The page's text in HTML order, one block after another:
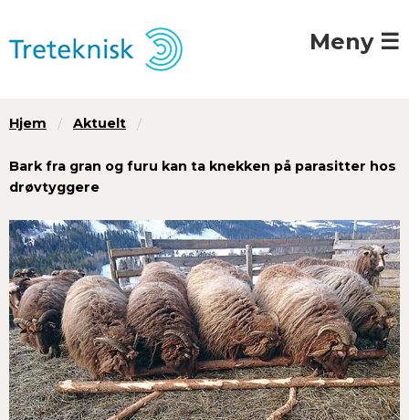
Meny ☰
Hjem Aktuelt
Bark fra gran og furu kan ta knekken på parasitter hos
drøvtyggere